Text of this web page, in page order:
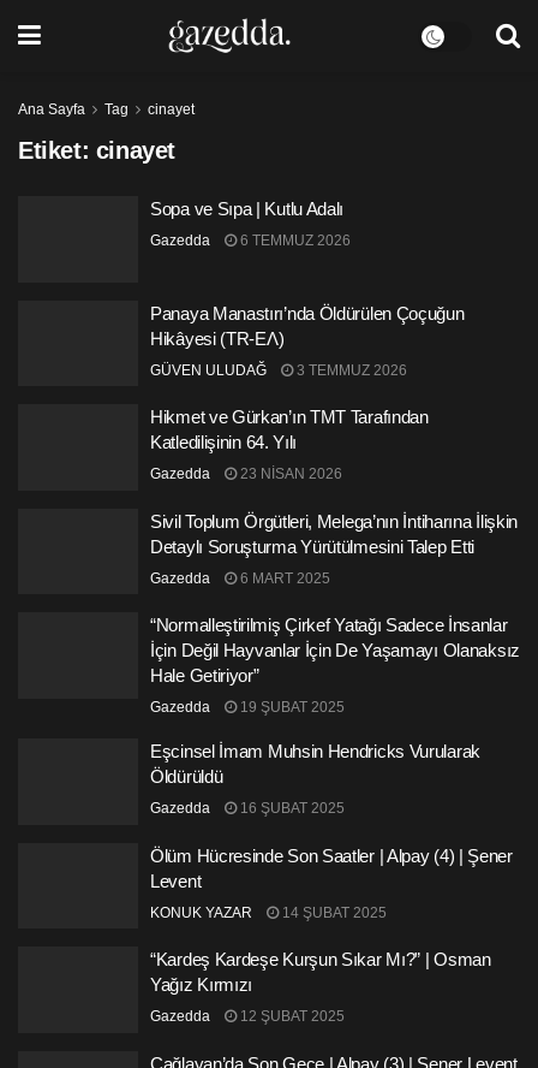
Ana Sayfa Tag cinayet
Etiket: cinayet
Sopa ve Sıpa | Kutlu Adalı
Gazedda 6 TEMMUZ 2026
Panaya Manastırı’nda Öldürülen Çoçuğun
Hikâyesi (TR-ΕΛ)
GÜVEN ULUDAĞ 3 TEMMUZ 2026
Hikmet ve Gürkan’ın TMT Tarafından
Katledilişinin 64. Yılı
Gazedda 23 NISAN 2026
Sivil Toplum Örgütleri, Melega’nın İntiharına İlişkin
Detaylı Soruşturma Yürütülmesini Talep Etti
Gazedda 6 MART 2025
“Normalleştirilmiş Çirkef Yatağı Sadece İnsanlar
İçin Değil Hayvanlar İçin De Yaşamayı Olanaksız
Hale Getiriyor”
Gazedda 19 ŞUBAT 2025
Eşcinsel İmam Muhsin Hendricks Vurularak
Öldürüldü
Gazedda 16 ŞUBAT 2025
Ölüm Hücresinde Son Saatler | Alpay (4) | Şener
Levent
KONUK YAZAR 14 ŞUBAT 2025
“Kardeş Kardeşe Kurşun Sıkar Mı?” | Osman
Yağız Kırmızı
Gazedda 12 ŞUBAT 2025
Çağlayan’da Son Gece | Alpay (3) | Şener Levent